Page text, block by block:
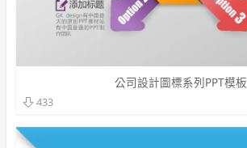
公司設計圖標系列PPT模板
433